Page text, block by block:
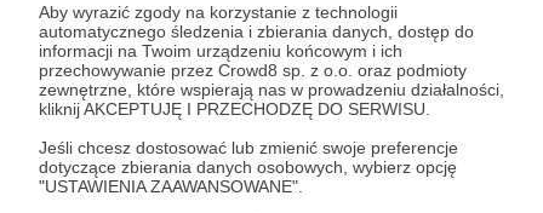
Aby wyrazić zgody na korzystanie z technologii
automatycznego śledzenia i zbierania danych, dostęp do
informacji na Twoim urządzeniu końcowym i ich
przechowywanie przez Crowd8 sp. z o.o. oraz podmioty
zewnętrzne, które wspierają nas w prowadzeniu działalności,
kliknij AKCEPTUJĘ I PRZECHODZĘ DO SERWISU.
Jeśli chcesz dostosować lub zmienić swoje preferencje
dotyczące zbierania danych osobowych, wybierz opcję
"USTAWIENIA ZAAWANSOWANE".
Zapamiętaj mnie Zapomniałeś hasła?
Zaloguj
lub